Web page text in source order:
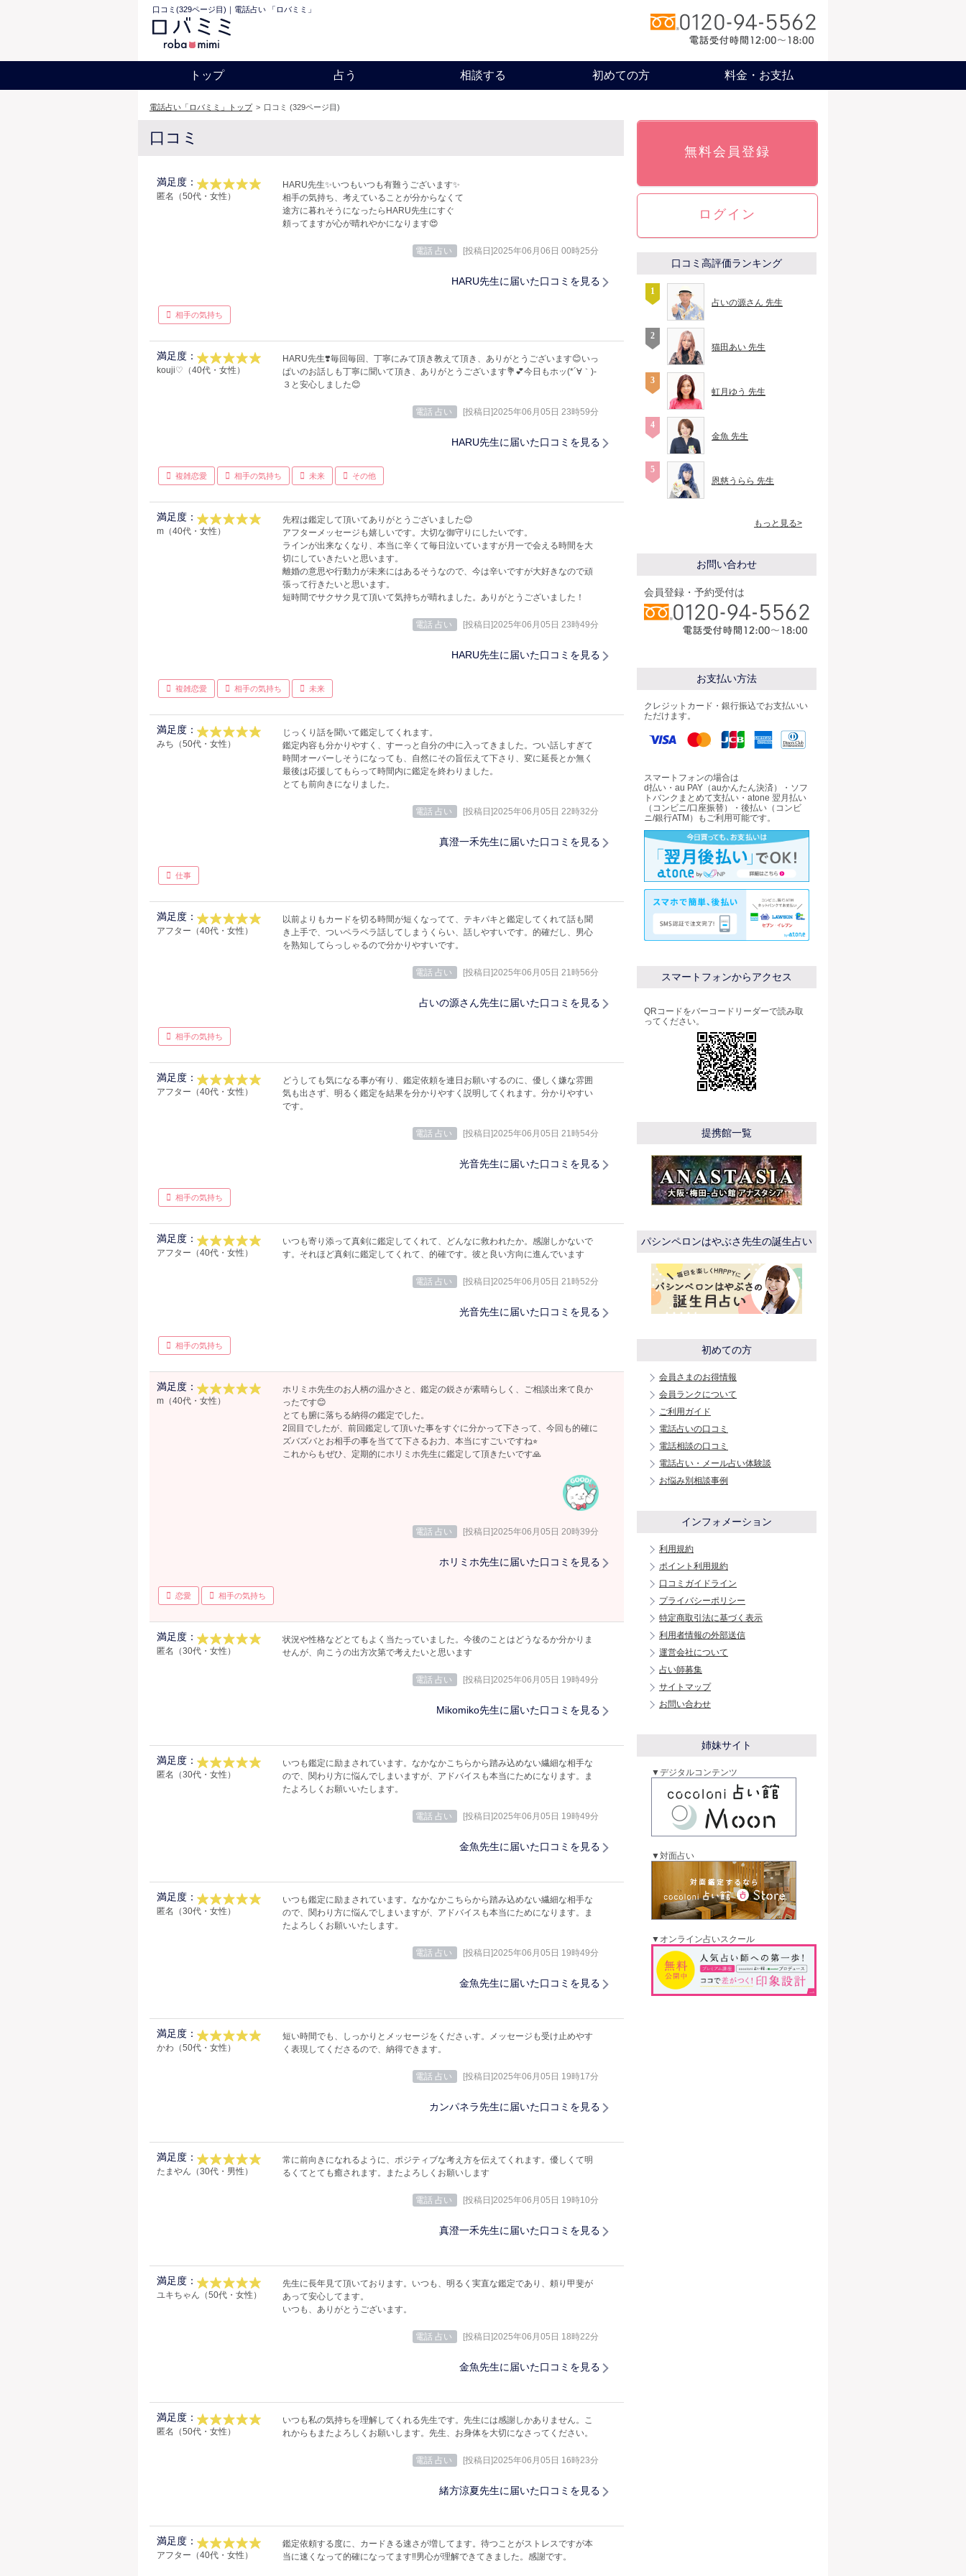
口コミ(329ページ目)｜電話占い 「ロバミミ」
トップ 占う 相談する 初めての方 料金・お支払
電話占い「ロバミミ」トップ > 口コミ (329ページ目)
口コミ
満足度：
匿名（50代・女性）
HARU先生✨️いつもいつも有難うございます✨️
相手の気持ち、考えていることが分からなくて
途方に暮れそうになったらHARU先生にすぐ
頼ってますが心が晴れやかになります😍
電話 占い [投稿日]2025年06月06日 00時25分
HARU先生に届いた口コミを見る
相手の気持ち
満足度：
kouji♡（40代・女性）
HARU先生❣️毎回毎回、丁寧にみて頂き教えて頂き、ありがとうございます😊いっ
ぱいのお話しも丁寧に聞いて頂き、ありがとうございます💐💕今日もホッ(*´∀｀)-
３と安心しました😊
電話 占い [投稿日]2025年06月05日 23時59分
HARU先生に届いた口コミを見る
複雑恋愛 相手の気持ち 未来 その他
満足度：
m（40代・女性）
先程は鑑定して頂いてありがとうございました😊
アフターメッセージも嬉しいです。大切な御守りにしたいです。
ラインが出来なくなり、本当に辛くて毎日泣いていますが月一で会える時間を大
切にしていきたいと思います。
離婚の意思や行動力が未来にはあるそうなので、今は辛いですが大好きなので頑
張って行きたいと思います。
短時間でサクサク見て頂いて気持ちが晴れました。ありがとうございました！
電話 占い [投稿日]2025年06月05日 23時49分
HARU先生に届いた口コミを見る
複雑恋愛 相手の気持ち 未来
満足度：
みち（50代・女性）
じっくり話を聞いて鑑定してくれます。
鑑定内容も分かりやすく、すーっと自分の中に入ってきました。つい話しすぎて
時間オーバーしそうになっても、自然にその旨伝えて下さり、変に延長とか無く
最後は応援してもらって時間内に鑑定を終わりました。
とても前向きになりました。
電話 占い [投稿日]2025年06月05日 22時32分
真澄一禾先生に届いた口コミを見る
仕事
満足度：
アフター（40代・女性）
以前よりもカードを切る時間が短くなってて、テキパキと鑑定してくれて話も聞
き上手で、ついペラペラ話してしまうくらい、話しやすいです。的確だし、男心
を熟知してらっしゃるので分かりやすいです。
電話 占い [投稿日]2025年06月05日 21時56分
占いの源さん先生に届いた口コミを見る
相手の気持ち
満足度：
アフター（40代・女性）
どうしても気になる事が有り、鑑定依頼を連日お願いするのに、優しく嫌な雰囲
気も出さず、明るく鑑定を結果を分かりやすく説明してくれます。分かりやすい
です。
電話 占い [投稿日]2025年06月05日 21時54分
光音先生に届いた口コミを見る
相手の気持ち
満足度：
アフター（40代・女性）
いつも寄り添って真剣に鑑定してくれて、どんなに救われたか。感謝しかないで
す。それほど真剣に鑑定してくれて、的確です。彼と良い方向に進んでいます
電話 占い [投稿日]2025年06月05日 21時52分
光音先生に届いた口コミを見る
相手の気持ち
満足度：
m（40代・女性）
ホリミホ先生のお人柄の温かさと、鑑定の鋭さが素晴らしく、ご相談出来て良か
ったです😊
とても腑に落ちる納得の鑑定でした。
2回目でしたが、前回鑑定して頂いた事をすぐに分かって下さって、今回も的確に
ズバズバとお相手の事を当てて下さるお力、本当にすごいですね⭐︎
これからもぜひ、定期的にホリミホ先生に鑑定して頂きたいです🙏
電話 占い [投稿日]2025年06月05日 20時39分
ホリミホ先生に届いた口コミを見る
恋愛 相手の気持ち
満足度：
匿名（30代・女性）
状況や性格などとてもよく当たっていました。今後のことはどうなるか分かりま
せんが、向こうの出方次第で考えたいと思います
電話 占い [投稿日]2025年06月05日 19時49分
Mikomiko先生に届いた口コミを見る
満足度：
匿名（30代・女性）
いつも鑑定に励まされています。なかなかこちらから踏み込めない繊細な相手な
ので、関わり方に悩んでしまいますが、アドバイスも本当にためになります。ま
たよろしくお願いいたします。
電話 占い [投稿日]2025年06月05日 19時49分
金魚先生に届いた口コミを見る
満足度：
匿名（30代・女性）
いつも鑑定に励まされています。なかなかこちらから踏み込めない繊細な相手な
ので、関わり方に悩んでしまいますが、アドバイスも本当にためになります。ま
たよろしくお願いいたします。
電話 占い [投稿日]2025年06月05日 19時49分
金魚先生に届いた口コミを見る
満足度：
かわ（50代・女性）
短い時間でも、しっかりとメッセージをくださぃす。メッセージも受け止めやす
く表現してくださるので、納得できます。
電話 占い [投稿日]2025年06月05日 19時17分
カンパネラ先生に届いた口コミを見る
満足度：
たまやん（30代・男性）
常に前向きになれるように、ポジティブな考え方を伝えてくれます。優しくて明
るくてとても癒されます。またよろしくお願いします
電話 占い [投稿日]2025年06月05日 19時10分
真澄一禾先生に届いた口コミを見る
満足度：
ユキちゃん（50代・女性）
先生に長年見て頂いております。いつも、明るく実直な鑑定であり、頼り甲斐が
あって安心してます。
いつも、ありがとうございます。
電話 占い [投稿日]2025年06月05日 18時22分
金魚先生に届いた口コミを見る
満足度：
匿名（50代・女性）
いつも私の気持ちを理解してくれる先生です。先生には感謝しかありません。こ
れからもまたよろしくお願いします。先生、お身体を大切になさってください。
電話 占い [投稿日]2025年06月05日 16時23分
緒方涼夏先生に届いた口コミを見る
満足度：
アフター（40代・女性）
鑑定依頼する度に、カードきる速さが増してます。待つことがストレスですが本
当に速くなって的確になってます‼️男心が理解できてきました。感謝です。
無料会員登録
ログイン
口コミ高評価ランキング
占いの源さん 先生
猫田あい 先生
虹月ゆう 先生
金魚 先生
恩慈うらら 先生
もっと見る>
お問い合わせ
会員登録・予約受付は
お支払い方法
クレジットカード・銀行振込でお支払いい
ただけます。
スマートフォンの場合は
d払い・au PAY（auかんたん決済）・ソフ
トバンクまとめて支払い・atone 翌月払い
（コンビニ/口座振替）・後払い（コンビ
ニ/銀行ATM）もご利用可能です。
スマートフォンからアクセス
QRコードをバーコードリーダーで読み取
ってください。
提携館一覧
パシンペロンはやぶさ先生の誕生占い
初めての方
会員さまのお得情報
会員ランクについて
ご利用ガイド
電話占いの口コミ
電話相談の口コミ
電話占い・メール占い体験談
お悩み別相談事例
インフォメーション
利用規約
ポイント利用規約
口コミガイドライン
プライバシーポリシー
特定商取引法に基づく表示
利用者情報の外部送信
運営会社について
占い師募集
サイトマップ
お問い合わせ
姉妹サイト
▼デジタルコンテンツ
▼対面占い
▼オンライン占いスクール